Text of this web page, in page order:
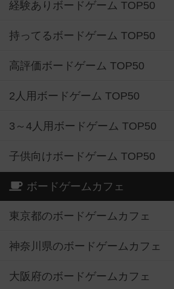
経験ありボードゲーム TOP50
持ってるボードゲーム TOP50
高評価ボードゲーム TOP50
2人用ボードゲーム TOP50
3～4人用ボードゲーム TOP50
子供向けボードゲーム TOP50
ボードゲームカフェ
東京都のボードゲームカフェ
神奈川県のボードゲームカフェ
大阪府のボードゲームカフェ